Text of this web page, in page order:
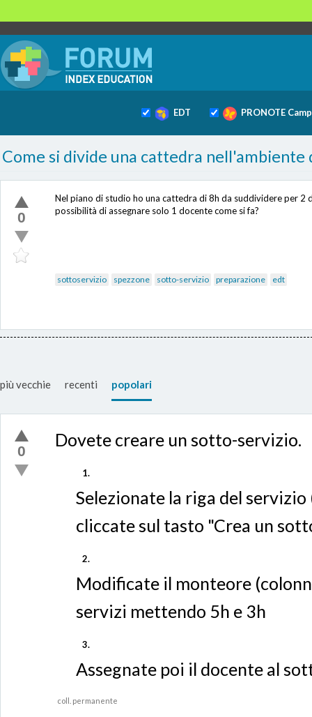
EDT PRONOTE
Come si divide una cattedra nell'ambiente
0
Nel piano di studio ho una cattedra di 8h da suddividere per 2
possibilità di assegnare solo 1 docente come si fa?
sottoservizio spezzone sotto-servizio preparazione edt
più vecchie recenti popolari
0
Dovete creare un sotto-servizio.
Selezionate la riga del
cliccate sul tasto "Crea un
Modificate il monteore
servizi mettendo 5h e 3h
Assegnate poi il docente al
coll. permanente